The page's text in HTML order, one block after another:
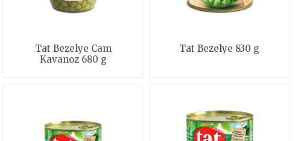
Tat Bezelye Cam
Kavanoz 680 g
Tat Bezelye 830 g